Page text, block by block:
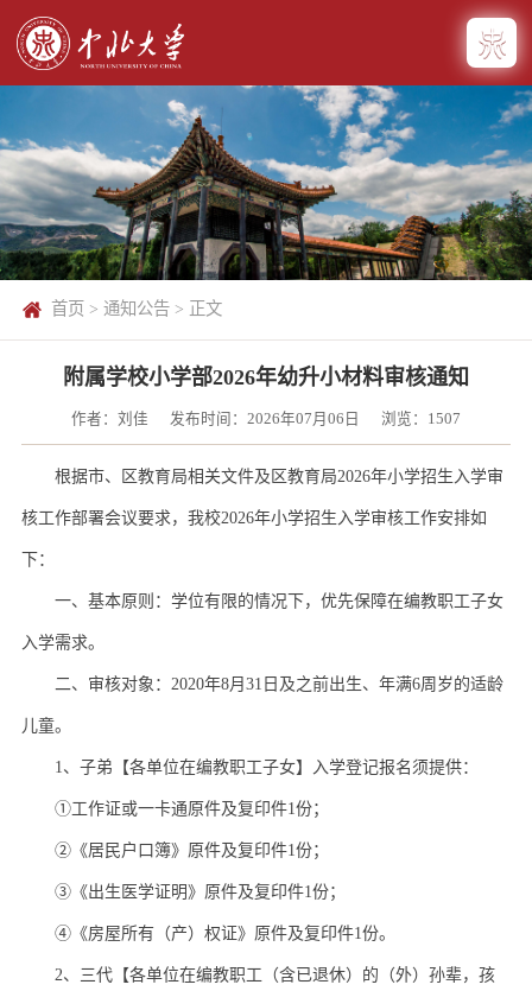
首页 >通知公告 > 正文
附属学校小学部2026年幼升小材料审核通知
作者：刘佳 发布时间：2026年07月06日 浏览： 1507
根据市、区教育局相关文件及区教育局2026年小学招生入学审
核工作部署会议要求，我校2026年小学招生入学审核工作安排如
下：
一、基本原则：学位有限的情况下，优先保障在编教职工子女
入学需求。
二、审核对象：2020年8月31日及之前出生、年满6周岁的适龄
儿童。
1、子弟【各单位在编教职工子女】入学登记报名须提供：
①工作证或一卡通原件及复印件1份；
②《居民户口簿》原件及复印件1份；
③《出生医学证明》原件及复印件1份；
④《房屋所有（产）权证》原件及复印件1份。
2、三代【各单位在编教职工（含已退休）的（外）孙辈，孩